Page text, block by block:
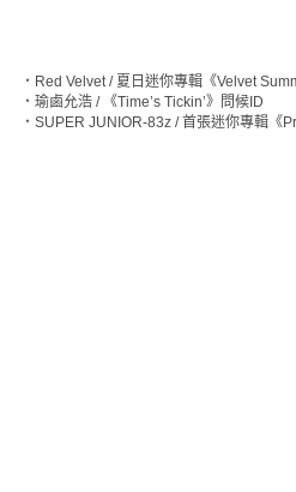
‧ Red Velvet / 夏日迷你專輯《Velvet
‧ 瑜鹵允浩 / 《Time’s Tickin’》問候ID
‧ SUPER JUNIOR-83z / 首張迷你專輯《